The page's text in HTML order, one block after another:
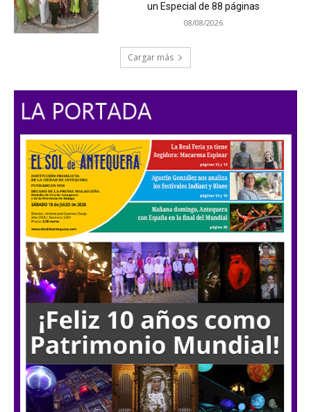
un Especial de 88 páginas
08/08/2026
Cargar más